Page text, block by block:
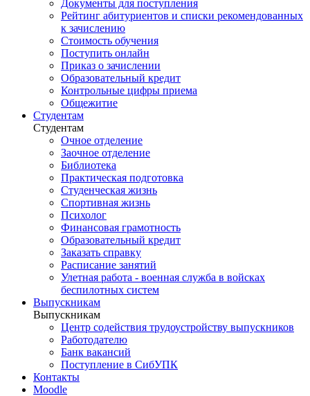
Документы для поступления
Рейтинг абитуриентов и списки рекомендованных
к зачислению
Стоимость обучения
Поступить онлайн
Приказ о зачислении
Образовательный кредит
Контрольные цифры приема
Общежитие
Студентам
Студентам
Очное отделение
Заочное отделение
Библиотека
Практическая подготовка
Студенческая жизнь
Спортивная жизнь
Психолог
Финансовая грамотность
Образовательный кредит
Заказать справку
Расписание занятий
Улетная работа - военная служба в войсках
беспилотных систем
Выпускникам
Выпускникам
Центр содействия трудоустройству выпускников
Работодателю
Банк вакансий
Поступление в СибУПК
Контакты
Moodle